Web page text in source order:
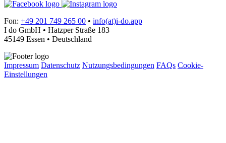
Fon: +49 201 749 265 00 • info(at)i-do.app
I do GmbH • Hatzper Straße 183
45149 Essen • Deutschland
Impressum Datenschutz Nutzungsbedingungen FAQs Cookie-
Einstellungen